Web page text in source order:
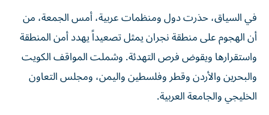
في السياق، حذرت دول ومنظمات عربية، أمس الجمعة، من
أن الهجوم على منطقة نجران يمثل تصعيداً يهدد أمن المنطقة
واستقرارها ويقوض فرص التهدئة. وشملت المواقف الكويت
والبحرين والأردن وقطر وفلسطين واليمن، ومجلس التعاون
الخليجي والجامعة العربية.